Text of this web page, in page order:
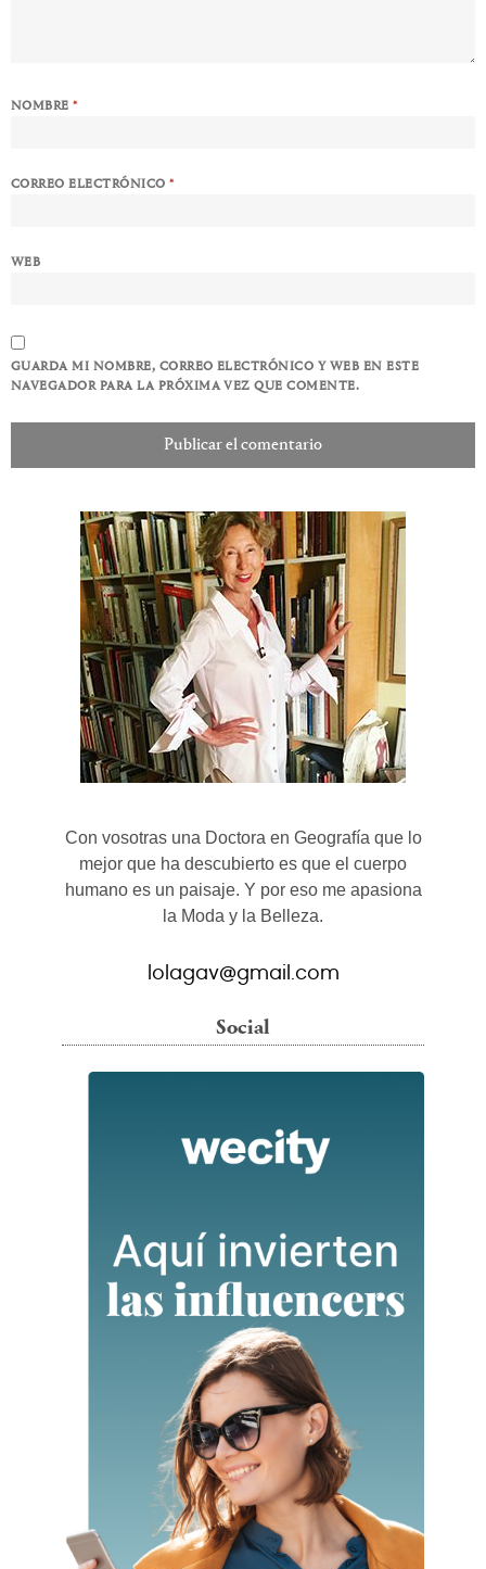
NOMBRE*
CORREO ELECTRÓNICO*
WEB
GUARDA MI NOMBRE, CORREO ELECTRÓNICO Y WEB EN ESTE
NAVEGADOR PARA LA PRÓXIMA VEZ QUE COMENTE.
Con vosotras una Doctora en Geografía que lo
mejor que ha descubierto es que el cuerpo
humano es un paisaje. Y por eso me apasiona
la Moda y la Belleza.
lolagav@gmail.com
Social